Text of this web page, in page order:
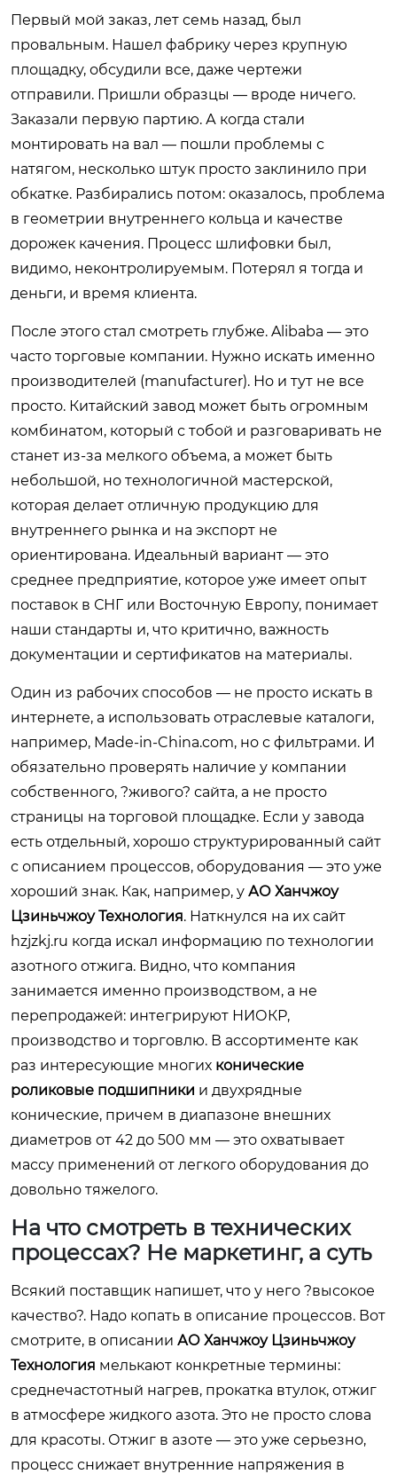
Первый мой заказ, лет семь назад, был
провальным. Нашел фабрику через крупную
площадку, обсудили все, даже чертежи
отправили. Пришли образцы — вроде ничего.
Заказали первую партию. А когда стали
монтировать на вал — пошли проблемы с
натягом, несколько штук просто заклинило при
обкатке. Разбирались потом: оказалось, проблема
в геометрии внутреннего кольца и качестве
дорожек качения. Процесс шлифовки был,
видимо, неконтролируемым. Потерял я тогда и
деньги, и время клиента.
После этого стал смотреть глубже. Alibaba — это
часто торговые компании. Нужно искать именно
производителей (manufacturer). Но и тут не все
просто. Китайский завод может быть огромным
комбинатом, который с тобой и разговаривать не
станет из-за мелкого объема, а может быть
небольшой, но технологичной мастерской,
которая делает отличную продукцию для
внутреннего рынка и на экспорт не
ориентирована. Идеальный вариант — это
среднее предприятие, которое уже имеет опыт
поставок в СНГ или Восточную Европу, понимает
наши стандарты и, что критично, важность
документации и сертификатов на материалы.
Один из рабочих способов — не просто искать в
интернете, а использовать отраслевые каталоги,
например, Made-in-China.com, но с фильтрами. И
обязательно проверять наличие у компании
собственного, ?живого? сайта, а не просто
страницы на торговой площадке. Если у завода
есть отдельный, хорошо структурированный сайт
с описанием процессов, оборудования — это уже
хороший знак. Как, например, у АО Ханчжоу
Цзиньчжоу Технология. Наткнулся на их сайт
hzjzkj.ru когда искал информацию по технологии
азотного отжига. Видно, что компания
занимается именно производством, а не
перепродажей: интегрируют НИОКР,
производство и торговлю. В ассортименте как
раз интересующие многих конические
роликовые подшипники и двухрядные
конические, причем в диапазоне внешних
диаметров от 42 до 500 мм — это охватывает
массу применений от легкого оборудования до
довольно тяжелого.
На что смотреть в технических
процессах? Не маркетинг, а суть
Всякий поставщик напишет, что у него ?высокое
качество?. Надо копать в описание процессов. Вот
смотрите, в описании АО Ханчжоу Цзиньчжоу
Технология мелькают конкретные термины:
среднечастотный нагрев, прокатка втулок, отжиг
в атмосфере жидкого азота. Это не просто слова
для красоты. Отжиг в азоте — это уже серьезно,
процесс снижает внутренние напряжения в